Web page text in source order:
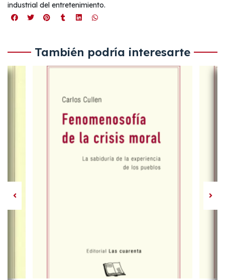
industrial del entretenimiento.
También podría interesarte